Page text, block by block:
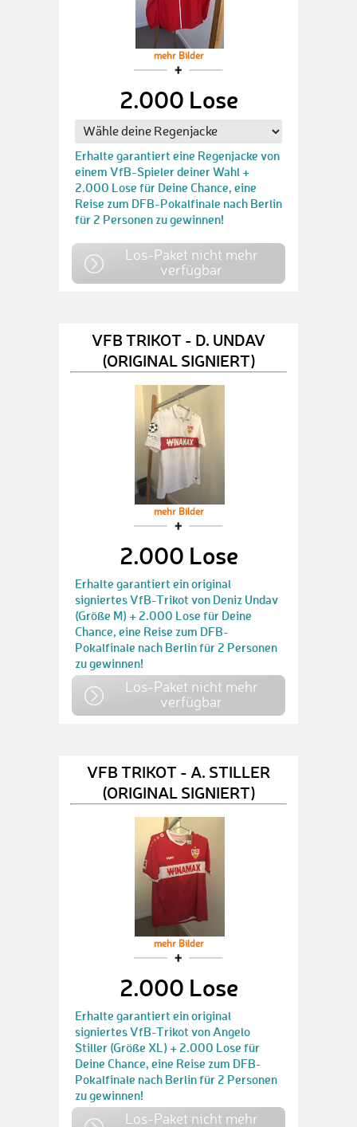
mehr Bilder
2.000 Lose
Erhalte garantiert eine Regenjacke von
einem VfB-Spieler deiner Wahl +
2.000 Lose für Deine Chance, eine
Reise zum DFB-Pokalfinale nach Berlin
für 2 Personen zu gewinnen!
Los-Paket nicht mehr
verfügbar
VFB TRIKOT - D. UNDAV
(ORIGINAL SIGNIERT)
mehr Bilder
2.000 Lose
Erhalte garantiert ein original
signiertes VfB-Trikot von Deniz Undav
(Größe M) + 2.000 Lose für Deine
Chance, eine Reise zum DFB-
Pokalfinale nach Berlin für 2 Personen
zu gewinnen!
Los-Paket nicht mehr
verfügbar
VFB TRIKOT - A. STILLER
(ORIGINAL SIGNIERT)
mehr Bilder
2.000 Lose
Erhalte garantiert ein original
signiertes VfB-Trikot von Angelo
Stiller (Größe XL) + 2.000 Lose für
Deine Chance, eine Reise zum DFB-
Pokalfinale nach Berlin für 2 Personen
zu gewinnen!
Los-Paket nicht mehr